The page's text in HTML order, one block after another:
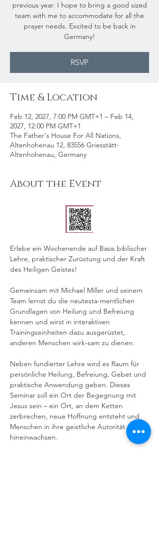
previous year. I hope to bring a good sized
team with me to accommodate for all the
prayer needs. Excited to be back in
Germany!
RSVP
Time & Location
Feb 12, 2027, 7:00 PM GMT+1 – Feb 14,
2027, 12:00 PM GMT+1
The Father's House For All Nations,
Altenhohenau 12, 83556 Griesstätt-
Altenhohenau, Germany
About the Event
Erlebe ein Wochenende auf Basis biblischer
Lehre, praktischer Zurüstung und der Kraft
des Heiligen Geistes!
Gemeinsam mit Michael Miller und seinem
Team lernst du die neutesta-mentlichen
Grundlagen von Heilung und Befreiung
kennen und wirst in interaktiven
Trainingseinheiten dazu ausgerüstet,
anderen Menschen wirk-sam zu dienen.
Neben fundierter Lehre wird es Raum für
persönliche Heilung, Befreiung, Gebet und
praktische Anwendung geben. Dieses
Seminar soll ein Ort der Begegnung mit
Jesus sein – ein Ort, an dem Ketten
zerbrechen, neue Hoffnung entsteht und
Menschen in ihre geistliche Autorität
hineinwachsen.